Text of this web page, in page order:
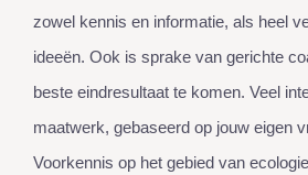
zowel kennis en informatie, als heel
ideeën. Ook is sprake van gerichte
beste eindresultaat te komen. Veel
maatwerk, gebaseerd op jouw eigen
Voorkennis op het gebied van